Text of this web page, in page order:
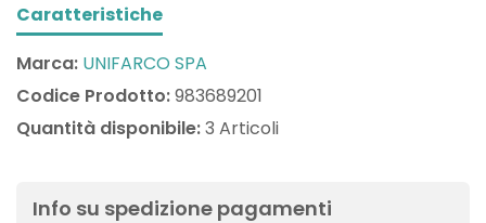
Caratteristiche
Marca: UNIFARCO SPA
Codice Prodotto:983689201
Quantità disponibile:3 Articoli
Info su spedizione pagamenti